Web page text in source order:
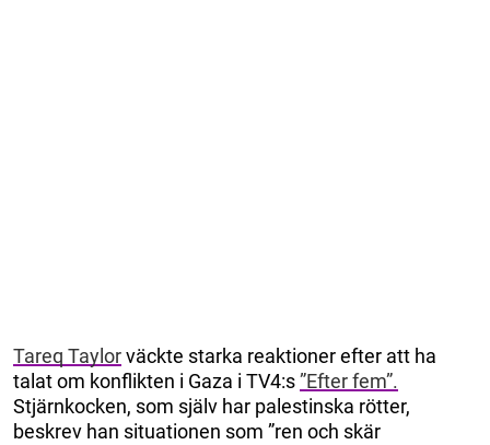
Tareq Taylorväckte starka reaktioner efter att ha
talat om konflikten i Gaza i TV4:s”Efter fem”.
Stjärnkocken, som själv har palestinska rötter,
beskrev han situationen som ”ren och skär